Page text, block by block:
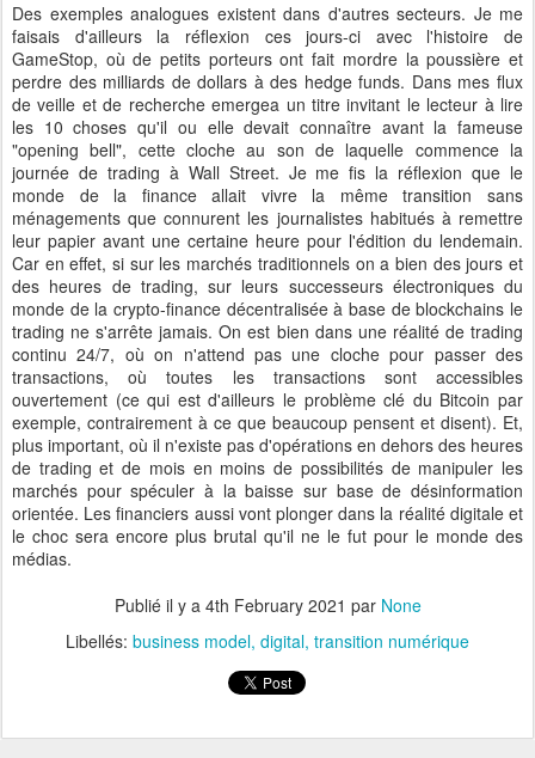
Des exemples analogues existent dans d'autres secteurs. Je me
faisais d'ailleurs la réflexion ces jours-ci avec l'histoire de
GameStop, où de petits porteurs ont fait mordre la poussière et
perdre des milliards de dollars à des hedge funds. Dans mes flux
de veille et de recherche emergea un titre invitant le lecteur à lire
les 10 choses qu'il ou elle devait connaître avant la fameuse
"opening bell", cette cloche au son de laquelle commence la
journée de trading à Wall Street. Je me fis la réflexion que le
monde de la finance allait vivre la même transition sans
ménagements que connurent les journalistes habitués à remettre
leur papier avant une certaine heure pour l'édition du lendemain.
Car en effet, si sur les marchés traditionnels on a bien des jours et
des heures de trading, sur leurs successeurs électroniques du
monde de la crypto-finance décentralisée à base de blockchains le
trading ne s'arrête jamais. On est bien dans une réalité de trading
continu 24/7, où on n'attend pas une cloche pour passer des
transactions, où toutes les transactions sont accessibles
ouvertement (ce qui est d'ailleurs le problème clé du Bitcoin par
exemple, contrairement à ce que beaucoup pensent et disent). Et,
plus important, où il n'existe pas d'opérations en dehors des heures
de trading et de mois en moins de possibilités de manipuler les
marchés pour spéculer à la baisse sur base de désinformation
orientée. Les financiers aussi vont plonger dans la réalité digitale et
le choc sera encore plus brutal qu'il ne le fut pour le monde des
médias.
Publié il y a 4th February 2021 par None
Libellés: business model digital transition numérique